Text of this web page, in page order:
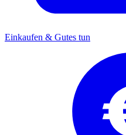
Einkaufen & Gutes tun